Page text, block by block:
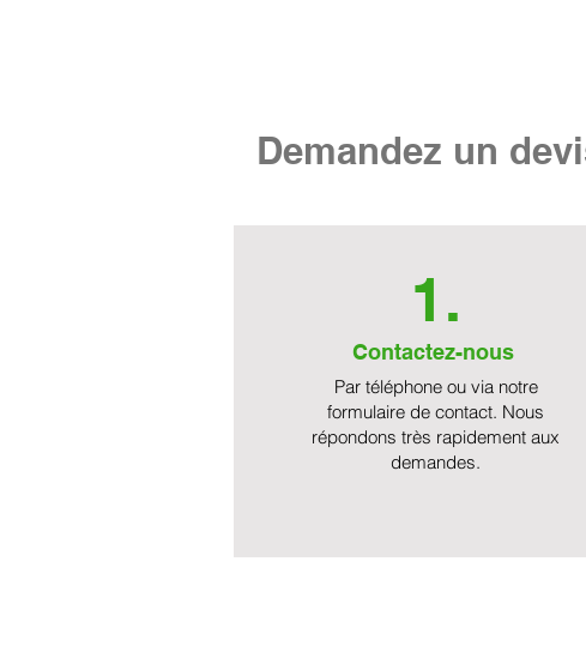
Demandez un
1.
Contactez-nous
Par téléphone ou via notre
formulaire de contact. Nous
répondons très rapidement aux
demandes.